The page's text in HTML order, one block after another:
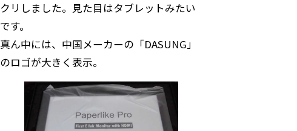
クリしました。見た目はタブレットみたい
です。
真ん中には、中国メーカーの「DASUNG」
のロゴが大きく表示。